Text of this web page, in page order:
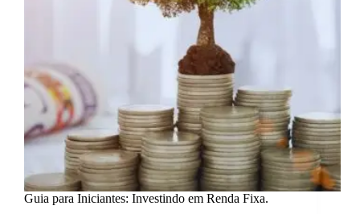
Guia para Iniciantes: Investindo em Renda Fixa.